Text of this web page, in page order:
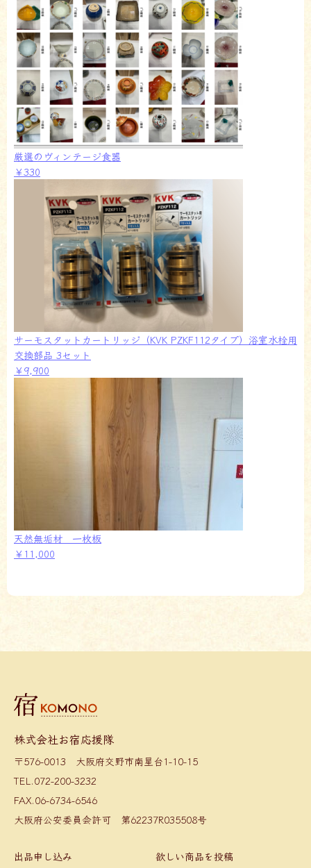
厳選のヴィンテージ食器
￥330
サーモスタットカートリッジ（KVK PZKF112タイプ）浴室水栓用
交換部品 3セット
￥9,900
天然無垢材 一枚板
￥11,000
株式会社お宿応援隊
〒576-0013 大阪府交野市南星台1-10-15
TEL.072-200-3232
FAX.06-6734-6546
大阪府公安委員会許可 第62237R035508号
出品申し込み 欲しい商品を投稿